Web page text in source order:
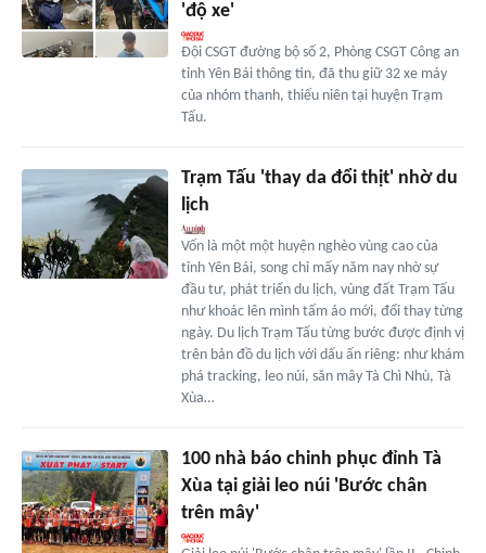
'độ xe'
Đội CSGT đường bộ số 2, Phòng CSGT Công an
tỉnh Yên Bái thông tin, đã thu giữ 32 xe máy
của nhóm thanh, thiếu niên tại huyện Trạm
Tấu.
Trạm Tấu 'thay da đổi thịt' nhờ du
lịch
Vốn là một một huyện nghèo vùng cao của
tỉnh Yên Bái, song chỉ mấy năm nay nhờ sự
đầu tư, phát triển du lịch, vùng đất Trạm Tấu
như khoác lên mình tấm áo mới, đổi thay từng
ngày. Du lịch Trạm Tấu từng bước được định vị
trên bản đồ du lịch với dấu ấn riêng: như khám
phá tracking, leo núi, săn mây Tà Chì Nhù, Tà
Xùa…
100 nhà báo chinh phục đỉnh Tà
Xùa tại giải leo núi 'Bước chân
trên mây'